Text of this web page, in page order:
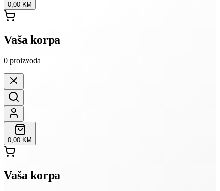
0,00 KM
Vaša korpa
0 proizvoda
0,00 KM
Vaša korpa